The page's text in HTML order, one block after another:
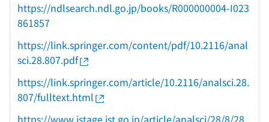
https://ndlsearch.ndl.go.jp/books/R000000004-I023
861857
https://link.springer.com/content/pdf/10.2116/anal
sci.28.807.pdf
https://link.springer.com/article/10.2116/analsci.28.
807/fulltext.html
https://www.jstage.jst.go.jp/article/analsci/28/8/28_